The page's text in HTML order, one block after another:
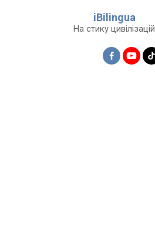
iBilingua
На стику цивілізацій